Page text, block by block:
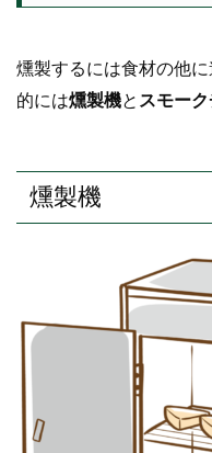
燻製するには食材の他
的には燻製機と スモー
燻製機